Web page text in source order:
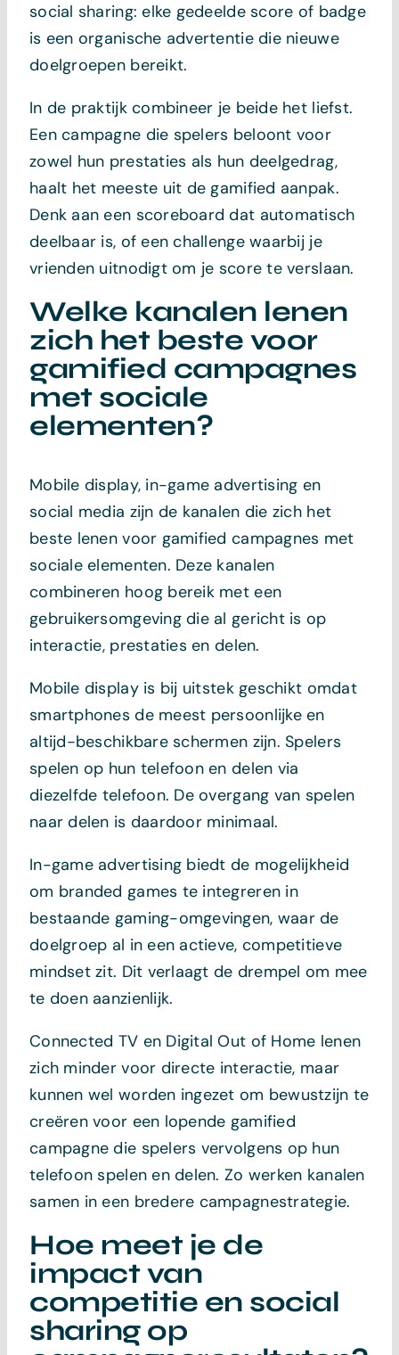
social sharing: elke gedeelde score of badge
is een organische advertentie die nieuwe
doelgroepen bereikt.
In de praktijk combineer je beide het liefst.
Een campagne die spelers beloont voor
zowel hun prestaties als hun deelgedrag,
haalt het meeste uit de gamified aanpak.
Denk aan een scoreboard dat automatisch
deelbaar is, of een challenge waarbij je
vrienden uitnodigt om je score te verslaan.
Welke kanalen lenen
zich het beste voor
gamified campagnes
met sociale
elementen?
Mobile display, in-game advertising en
social media zijn de kanalen die zich het
beste lenen voor gamified campagnes met
sociale elementen. Deze kanalen
combineren hoog bereik met een
gebruikersomgeving die al gericht is op
interactie, prestaties en delen.
Mobile display is bij uitstek geschikt omdat
smartphones de meest persoonlijke en
altijd-beschikbare schermen zijn. Spelers
spelen op hun telefoon en delen via
diezelfde telefoon. De overgang van spelen
naar delen is daardoor minimaal.
In-game advertising biedt de mogelijkheid
om branded games te integreren in
bestaande gaming-omgevingen, waar de
doelgroep al in een actieve, competitieve
mindset zit. Dit verlaagt de drempel om mee
te doen aanzienlijk.
Connected TV en Digital Out of Home lenen
zich minder voor directe interactie, maar
kunnen wel worden ingezet om bewustzijn te
creëren voor een lopende gamified
campagne die spelers vervolgens op hun
telefoon spelen en delen. Zo werken kanalen
samen in een bredere campagnestrategie.
Hoe meet je de
impact van
competitie en social
sharing op